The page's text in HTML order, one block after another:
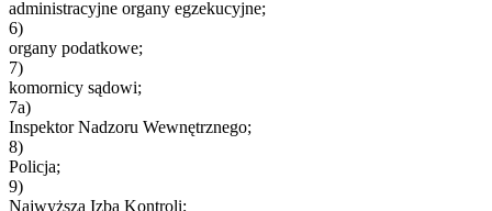
administracyjne organy egzekucyjne;
6)
organy podatkowe;
7)
komornicy sądowi;
7a)
Inspektor Nadzoru Wewnętrznego;
8)
Policja;
9)
Najwyższa Izba Kontroli;